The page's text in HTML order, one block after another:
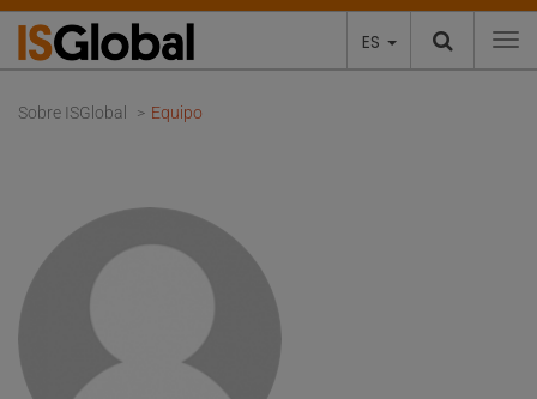
ES
Sobre ISGlobal Equipo